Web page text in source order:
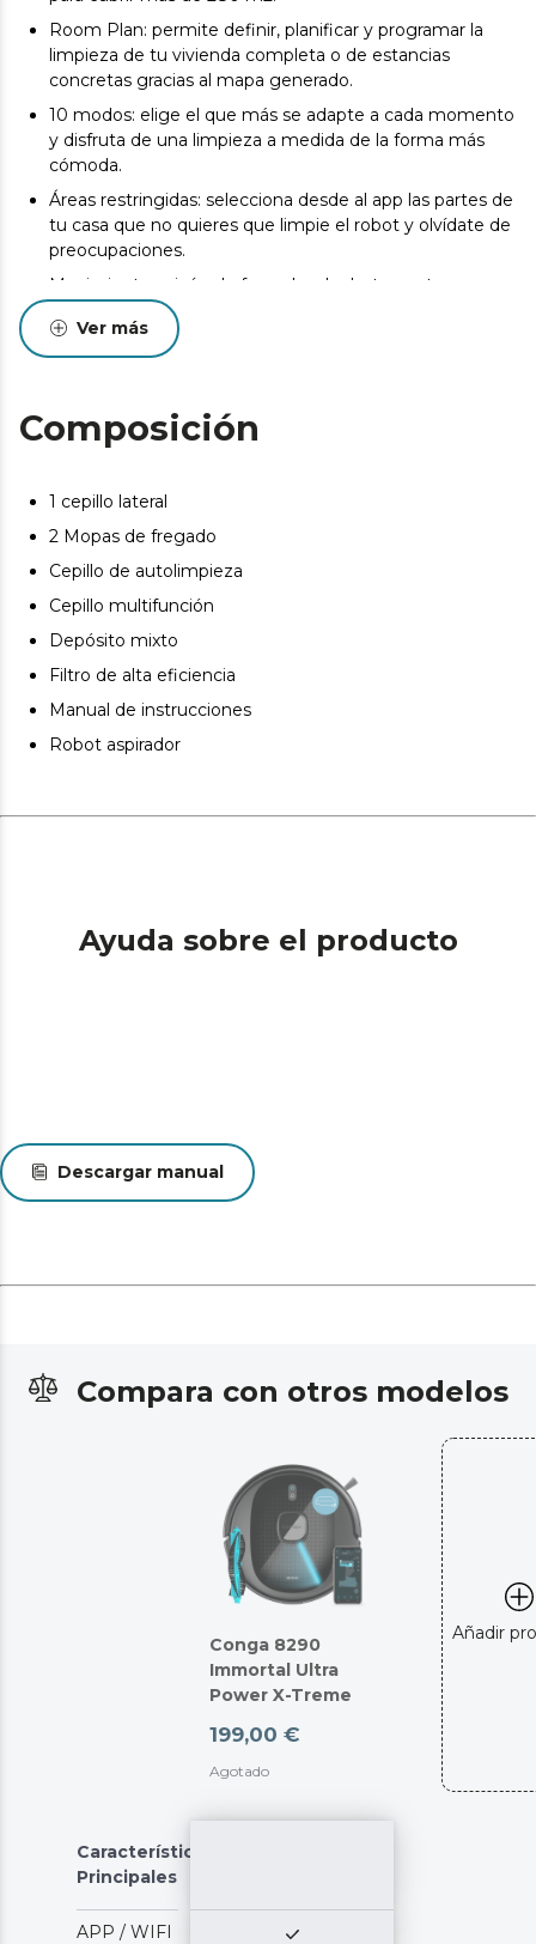
Room Plan: permite definir, planificar y programar la
limpieza de tu vivienda completa o de estancias
concretas gracias al mapa generado.
10 modos: elige el que más se adapte a cada momento
y disfruta de una limpieza a medida de la forma más
cómoda.
Áreas restringidas: selecciona desde al app las partes de
tu casa que no quieres que limpie el robot y olvídate de
preocupaciones.
Movimiento vaivén de fregado: el robot cuenta con un
fregado intensivo con control electrónico de
dosificación de agua para eliminar dejar tu suelo
brillante.
automáticamente a la base de carga y retoma la
limpieza para terminar con la limpieza programada.
cualquier lugar, incluso con asistentes virtuales por voz.
Cuenta con 2 mopas de fregado para una limpieza más
profunda
Ver más
Composición
1 cepillo lateral
2 Mopas de fregado
Cepillo de autolimpieza
Cepillo multifunción
Depósito mixto
Filtro de alta eficiencia
Manual de instrucciones
Robot aspirador
Ayuda sobre el producto
Descargar manual
Compara con otros modelos
Conga 8290
Immortal Ultra
Power X-Treme
199,00 €
Agotado
Añadir
Características
Principales
APP / WIFI